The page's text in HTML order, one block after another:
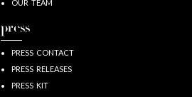
OUR TEAM
press
PRESS CONTACT
PRESS RELEASES
PRESS KIT